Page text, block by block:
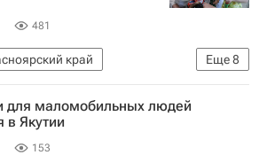
481
Еще8
край
Жизнь без преград
мир
Европа
Детские вопросы
для маломобильных людей
в Якутии
153